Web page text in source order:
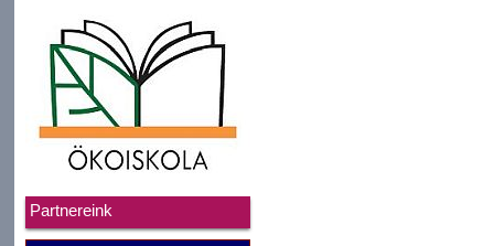
Partnereink